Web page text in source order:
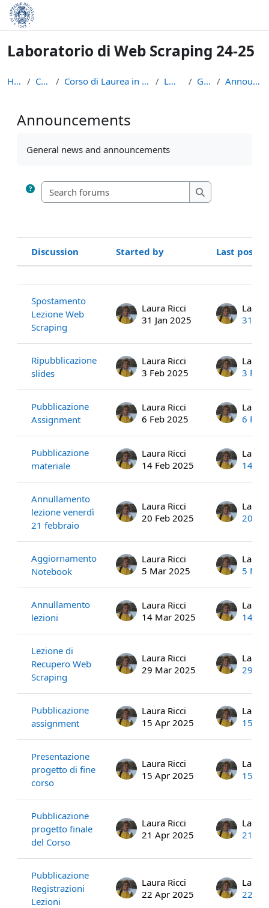
Skip to main content
Laboratorio di Web Scraping 24-25
Home Courses Corso di Laurea in Informatica (L-31) LWS2425 General Announcements
Announcements
General news and announcements
Search forums
Search forums
Status
Discussion Started by Last post
Spostamento
Lezione Web
Scraping
Laura Ricci
31 Jan 2025
Laura
31
Ripubblicazione
slides
Laura Ricci
3 Feb 2025
Laura
3 Feb
Pubblicazione
Assignment
Laura Ricci
6 Feb 2025
Laura
6 Feb
Pubblicazione
materiale
Laura Ricci
14 Feb 2025
Laura
14
Annullamento
lezione venerdì
21 febbraio
Laura Ricci
20 Feb 2025
Laura
20
Aggiornamento
Notebook
Laura Ricci
5 Mar 2025
Laura
5
Annullamento
lezioni
Laura Ricci
14 Mar 2025
Laura
14
Lezione di
Recupero Web
Scraping
Laura Ricci
29 Mar 2025
Laura
29
Pubblicazione
assignment
Laura Ricci
15 Apr 2025
Laura
15
Presentazione
progetto di fine
corso
Laura Ricci
15 Apr 2025
Laura
15
Pubblicazione
progetto finale
del Corso
Laura Ricci
21 Apr 2025
Laura
21
Pubblicazione
Registrazioni
Lezioni
Laura Ricci
22 Apr 2025
Laura
22